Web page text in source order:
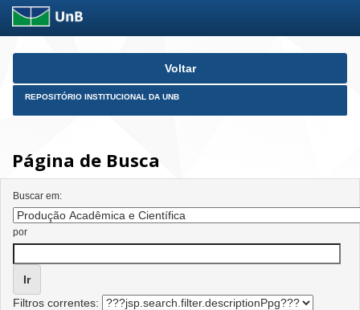
Skip
Voltar
REPOSITÓRIO INSTITUCIONAL DA UNB
Página de Busca
Buscar em:
por
Filtros correntes: